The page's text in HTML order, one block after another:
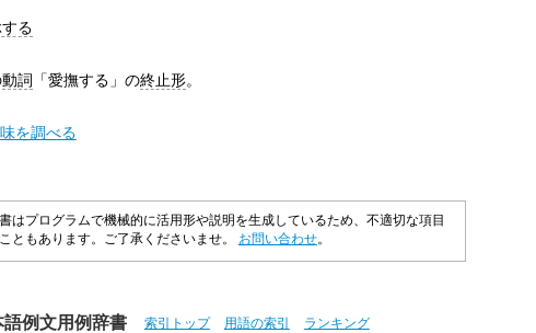
る
動詞 「愛撫する」の終止形。
を調べる
はプログラムで機械的に活用形や説明を生成しているため、不適切な項目
ともあります。ご了承くださいませ。 お問い合わせ。
例文用例辞書 索引トップ 用語の索引 ランキング